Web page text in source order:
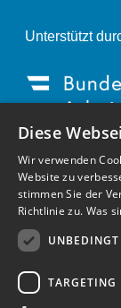
Unterstützt
Diese
Wir verwenden
Website zu
stimmen Sie der
Richtlinie zu. Was
UNBEDINGT
TARGETING